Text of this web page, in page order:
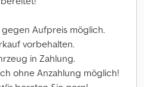
Aufpreis möglich.
vorbehalten.
in Zahlung.
ohne Anzahlung möglich!